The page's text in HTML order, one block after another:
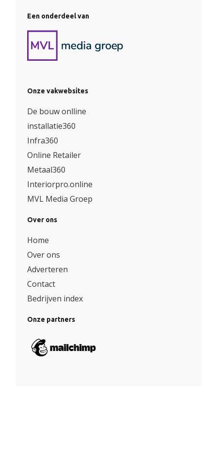
Een onderdeel van
Onze vakwebsites
De bouw onlline
installatie360
Infra360
Online Retailer
Metaal360
Interiorpro.online
MVL Media Groep
Over ons
Home
Over ons
Adverteren
Contact
Bedrijven index
Onze partners